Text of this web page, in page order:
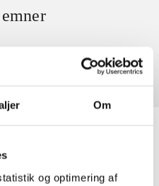
Om
og optimering af